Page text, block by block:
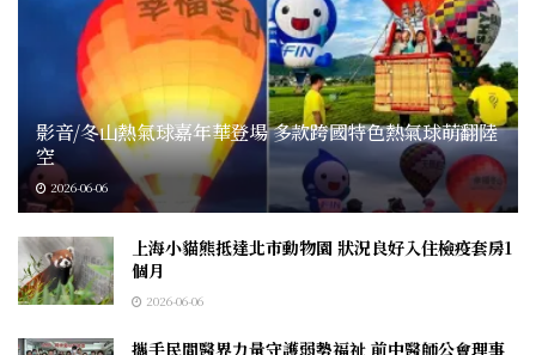
影音/冬山熱氣球嘉年華登場 多款跨國特色熱氣球萌翻陸
空
2026-06-06
上海小貓熊抵達北市動物園 狀況良好入住檢疫套房1
個月
2026-06-06
攜手民間醫界力量守護弱勢福祉 前中醫師公會理事